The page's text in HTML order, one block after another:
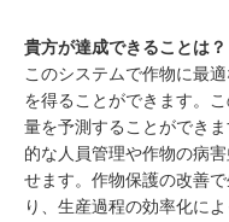
貴方が達成できることは？
このシステムで作物に最
を得ることができます。
量を予測することができ
的な人員管理や作物の病
せます。作物保護の改善
り、生産過程の効率化に